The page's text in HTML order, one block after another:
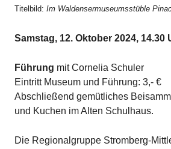
Titelbild: Im Waldensermuseumsstüble
Samstag, 12. Oktober 2024, 14.30
Führung mit Cornelia Schuler
Eintritt Museum und Führung: 3,- €
Abschließend gemütliches
und Kuchen im Alten Schulhaus.
Die Regionalgruppe Stromberg-